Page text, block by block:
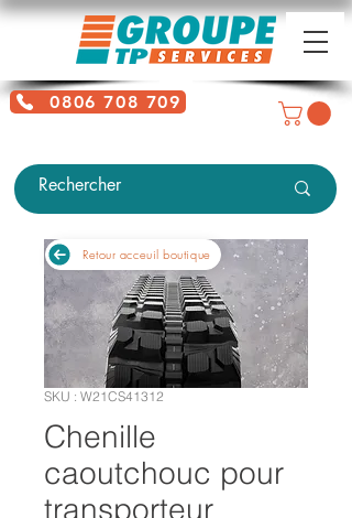
0806 708 709
SKU : W21CS41312
Chenille
caoutchouc pour
transporteur
Retour acceuil boutique